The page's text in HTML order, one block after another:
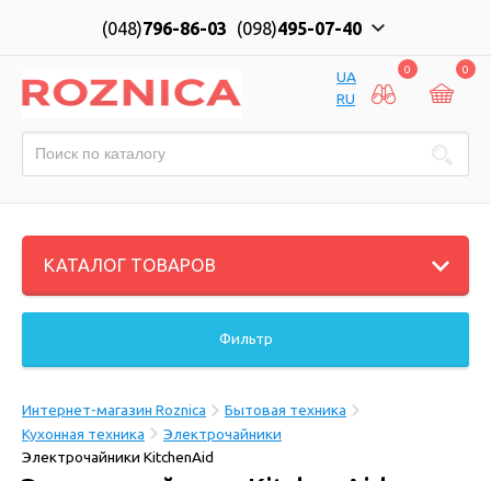
(048)796-86-03 (098)495-07-40
UA
RU
0 0
КАТАЛОГ ТОВАРОВ
Фильтр
Интернет-магазин Roznica
Бытовая техника
Кухонная техника
Электрочайники
Электрочайники KitchenAid